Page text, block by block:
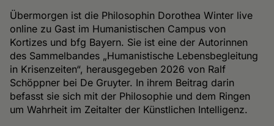
Übermorgen ist die Philosophin Dorothea Winter live
online zu Gast im Humanistischen Campus von
Kortizes und bfg Bayern. Sie ist eine der Autorinnen
des Sammelbandes „Humanistische Lebensbegleitung
in Krisenzeiten“, herausgegeben 2026 von Ralf
Schöppner bei De Gruyter. In ihrem Beitrag darin
befasst sie sich mit der Philosophie und dem Ringen
um Wahrheit im Zeitalter der Künstlichen Intelligenz.